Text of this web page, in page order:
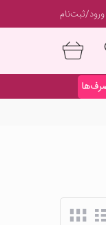
ورود/ثبت‌نام